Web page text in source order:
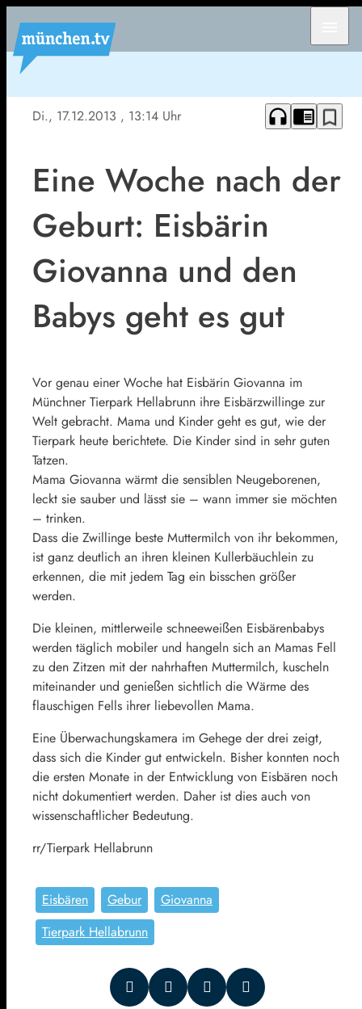
Di., 17.12.2013 , 13:14 Uhr headphones chrome_reader_mode bookmark_border
Eine Woche nach der
Geburt: Eisbärin
Giovanna und den
Babys geht es gut
Vor genau einer Woche hat Eisbärin Giovanna im
Münchner Tierpark Hellabrunn ihre Eisbärzwillinge zur
Welt gebracht. Mama und Kinder geht es gut, wie der
Tierpark heute berichtete. Die Kinder sind in sehr guten
Tatzen.
Mama Giovanna wärmt die sensiblen Neugeborenen,
leckt sie sauber und lässt sie – wann immer sie möchten
– trinken.
Dass die Zwillinge beste Muttermilch von ihr bekommen,
ist ganz deutlich an ihren kleinen Kullerbäuchlein zu
erkennen, die mit jedem Tag ein bisschen größer
werden.
Die kleinen, mittlerweile schneeweißen Eisbärenbabys
werden täglich mobiler und hangeln sich an Mamas Fell
zu den Zitzen mit der nahrhaften Muttermilch, kuscheln
miteinander und genießen sichtlich die Wärme des
flauschigen Fells ihrer liebevollen Mama.
Eine Überwachungskamera im Gehege der drei zeigt,
dass sich die Kinder gut entwickeln. Bisher konnten noch
die ersten Monate in der Entwicklung von Eisbären noch
nicht dokumentiert werden. Daher ist dies auch von
wissenschaftlicher Bedeutung.
rr/Tierpark Hellabrunn
Eisbären Gebur
Giovanna
Tierpark Hellabrunn